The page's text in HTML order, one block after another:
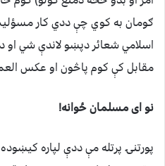
ګومان به کوي چې ددي کار
اسلامي شعائر دپښو لاندې شي
مقابل کې کوم پاڅون او عکس
نو ای مسلمان ځوانه!
پورتنۍ پرتله مې ددې لپاره